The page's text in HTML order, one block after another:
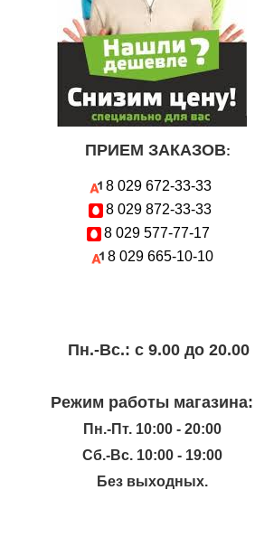
ПРИЕМ ЗАКАЗОВ:
8 029 672-33-33
8 029 872-33-33
8 029 577-77-17
8 029 665-10-10
Пн.-Вc.: с 9.00 до 20.00
Режим работы магазина:
Пн.-Пт. 10:00 - 20:00
Сб.-Вс. 10:00 - 19:00
Без выходных.